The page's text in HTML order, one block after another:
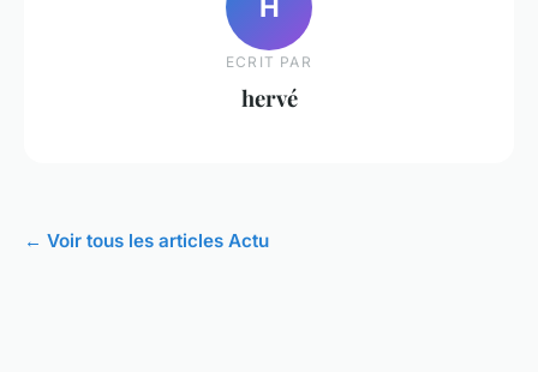
H
ECRIT PAR
hervé
← Voir tous les articles Actu